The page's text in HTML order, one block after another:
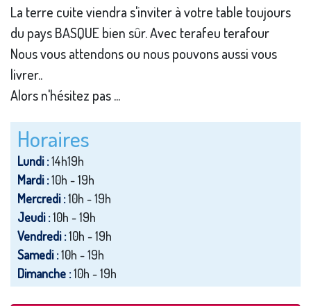
La terre cuite viendra s'inviter à votre table toujours
du pays BASQUE bien sûr. Avec terafeu terafour
Nous vous attendons ou nous pouvons aussi vous
livrer..
Alors n'hésitez pas ...
Horaires
Lundi :14h19h
Mardi :10h - 19h
Mercredi :10h - 19h
Jeudi :10h - 19h
Vendredi :10h - 19h
Samedi :10h - 19h
Dimanche :10h - 19h